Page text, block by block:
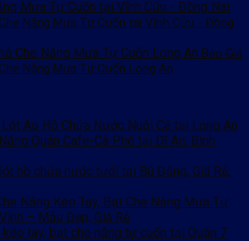
Nắng Mưa Tự Cuốn tại Vĩnh Cửu - Đồng
Báo Giá
Nắng Mưa Tự Cuốn Long An
Ao Hồ Chứa Nước Nuôi Cá tại Long An
Quán Cafe-Cà Phê tại Dĩ An, Bình
hồ chứa nước tưới tại Bù Đăng, Giá Rẻ,
Nắng Kéo Tay, Bạt Che Nắng Mưa Tự
– Mẫu Đẹp, Giá Rẻ
kéo tay, bạt che nắng tự cuốn tại Quận 7